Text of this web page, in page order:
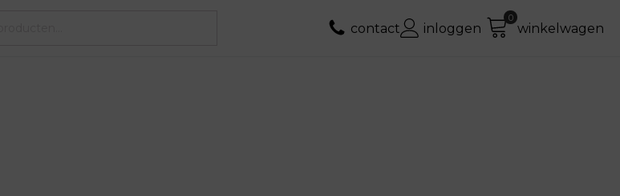
contact inloggen winkelwagen